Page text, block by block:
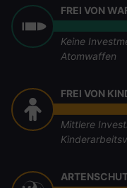
FREI VON
Keine
Atomwaffen
FREI VON
Mittlere